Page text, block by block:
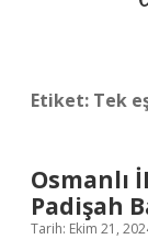
Etiket: Tek
Osmanlı
Padişah
Tarih: Ekim 21,